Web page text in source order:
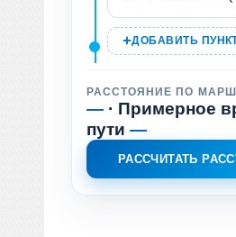
ДОБАВИТЬ
РАССТОЯНИЕ ПО
— · Примерное
пути —
РАССЧИТАТЬ